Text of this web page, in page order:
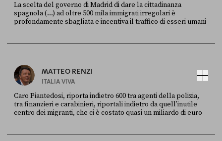
La scelta del governo di Madrid di dare la cittadinanza
spagnola (...) ad oltre 500 mila immigrati irregolari è
profondamente sbagliata e incentiva il traffico di esseri umani
MATTEO RENZI
ITALIA VIVA
Caro Piantedosi, riporta indietro 600 tra agenti della polizia,
tra finanzieri e carabinieri, riportali indietro da quell’inutile
centro dei migranti, che ci è costato quasi un miliardo di euro